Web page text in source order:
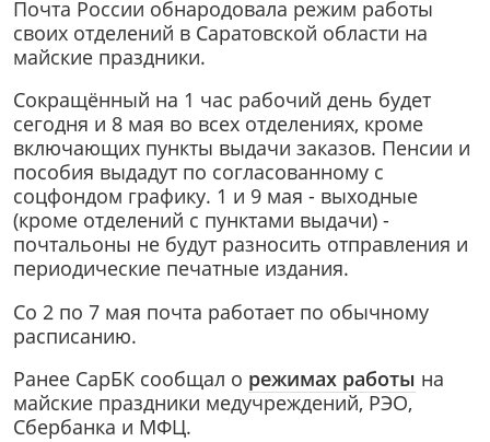
Почта России обнародовала режим работы
своих отделений в Саратовской области на
майские праздники.
Сокращённый на 1 час рабочий день будет
сегодня и 8 мая во всех отделениях, кроме
включающих пункты выдачи заказов. Пенсии и
пособия выдадут по согласованному с
соцфондом графику. 1 и 9 мая - выходные
(кроме отделений с пунктами выдачи) -
почтальоны не будут разносить отправления и
периодические печатные издания.
Со 2 по 7 мая почта работает по обычному
расписанию.
Ранее СарБК сообщал о режимах работы на
майские праздники медучреждений, РЭО,
Сбербанка и МФЦ.